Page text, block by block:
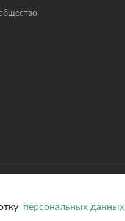
персональных данных